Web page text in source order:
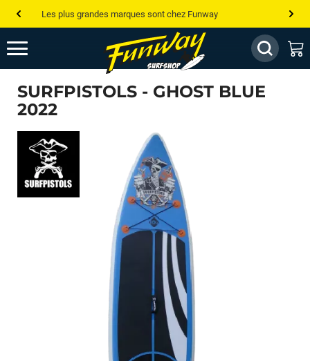
Les plus grandes marques sont chez Funway
Jusqu’à -75% de remise sur le windsurf, wingfoil, etc...
💰 Meilleur prix garanti — Moins cher ailleurs ? On s’aligne !
Besoin de conseils de pro ? Appelle nous !
SURFPISTOLS - GHOST BLUE
2022